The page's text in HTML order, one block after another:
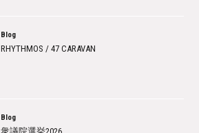
Blog
RHYTHMOS / 47 CARAVAN
Blog